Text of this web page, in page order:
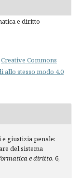
e diritto
Creative Commons
stesso modo 4.0
giustizia penale:
del sistema
e diritto. 6,